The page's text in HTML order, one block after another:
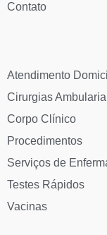
Contato
Atendimento
Cirurgias
Corpo Clínico
Procedimentos
Serviços de
Testes Rápidos
Vacinas